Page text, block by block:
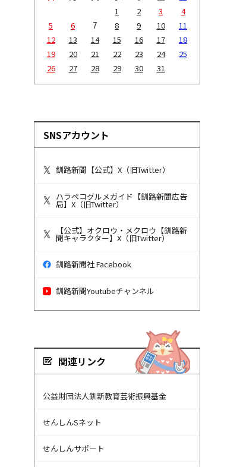
1 2 3
4
5
6 7 8 9 10
11
12
13 14 15 16 17
18
19
20 21 22 23 24
25
26
27 28 29 30 31
SNSアカウント
釧路新聞【公式】X（旧Twitter）
ハラペコグルメガイド【釧路新聞広告
局】X（旧Twitter）
【公式】オクロウ・メクロウ【釧路新
聞キャラクター】X（旧Twitter）
釧路新聞社 Facebook
釧路新聞Youtubeチャンネル
関連リンク
公益財団法人釧新教育芸術振興基金
せんしんSネット
せんしんサポート